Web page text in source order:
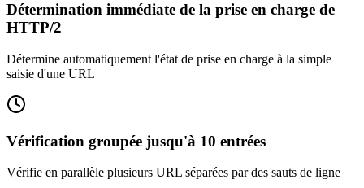
Détermination immédiate de la prise en charge de
HTTP/2
Détermine automatiquement l'état de prise en charge à la simple
saisie d'une URL
Vérification groupée jusqu'à 10 entrées
Vérifie en parallèle plusieurs URL séparées par des sauts de ligne